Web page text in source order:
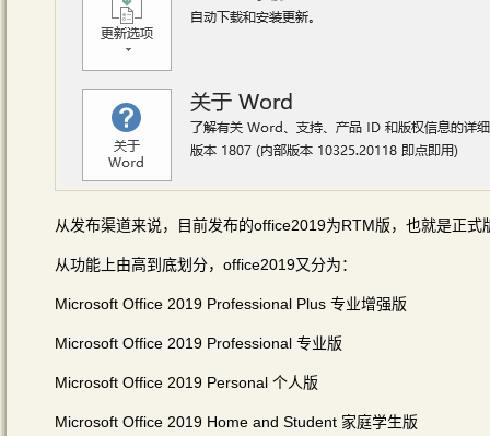
从发布渠道来说，目前发布的office2019为RTM版，也就是正式
从功能上由高到底划分，office2019又分为：
Microsoft Office 2019 Professional Plus 专业增强版
Microsoft Office 2019 Professional 专业版
Microsoft Office 2019 Personal 个人版
Microsoft Office 2019 Home and Student 家庭学生版